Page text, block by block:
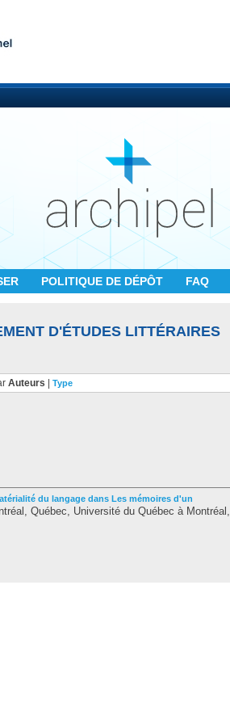
POLITIQUE DE DÉPÔT FAQ
D'ÉTUDES LITTÉRAIRES
Auteurs Type
du langage dans Les mémoires d'un
Québec, Université du Québec à Montréal,